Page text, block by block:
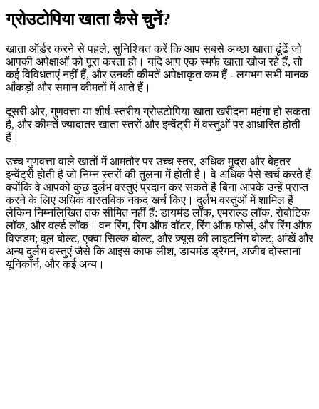
ग्रोउटोपिया खाता कैसे चुनें?
खाता ऑर्डर करने से पहले, सुनिश्चित करें कि आप सबसे अच्छा खाता ढूंढें जो
आपकी अपेक्षाओं को पूरा करता हो। यदि आप एक स्मर्फ खाता खोज रहे हैं, तो
कई विविधताएं नहीं हैं, और उनकी कीमतें अपेक्षाकृत कम हैं - लगभग सभी मानक
आँकड़ों और समान कीमतों में आते हैं।
दूसरी ओर, गुणवत्ता या शीर्ष-स्तरीय ग्रोउटोपिया खाता खरीदना महंगा हो सकता
है, और कीमतें ज्यादातर खाता स्तरों और इन्वेंट्री में वस्तुओं पर आधारित होती
हैं।
उच्च गुणवत्ता वाले खातों में आमतौर पर उच्च स्तर, अधिक मुद्रा और बेहतर
इन्वेंट्री होती है जो निम्न स्तरों की तुलना में होती है। वे अधिक पैसे खर्च करते हैं
क्योंकि वे आपको कुछ दुर्लभ वस्तुएं प्रदान कर सकते हैं बिना आपके उन्हें प्राप्त
करने के लिए अधिक वास्तविक नकद खर्च किए। दुर्लभ वस्तुओं में शामिल हैं
लेकिन निम्नलिखित तक सीमित नहीं हैं: डायमंड लॉक, एमराल्ड लॉक, रोबोटिक
लॉक, और वर्ल्ड लॉक। वन रिंग, रिंग ऑफ वॉटर, रिंग ऑफ फोर्स, और रिंग ऑफ
विजडम; वूल बोल्ट, एक्वा सिल्क बोल्ट, और ज़्यूस की लाइटनिंग बोल्ट; आंखें और
अन्य दुर्लभ वस्तुएं जैसे कि आइस काफ लीश, डायमंड ड्रैगन, अजीब दोस्ताना
यूनिकॉर्न, और कई अन्य।